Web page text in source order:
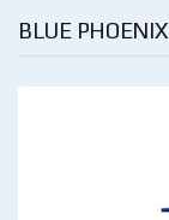
BLUE PHOENIX